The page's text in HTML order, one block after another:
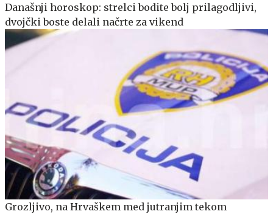
Današnji horoskop: strelci bodite bolj prilagodljivi,
dvojčki boste delali načrte za vikend
Grozljivo, na Hrvaškem med jutranjim tekom